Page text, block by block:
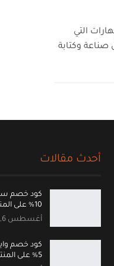
التي
صناعة وكتابة
أحدث مقالات
10% على المنتجات المؤهلة
أغسطس 6, 2026
5% على المنتجات المؤهلة